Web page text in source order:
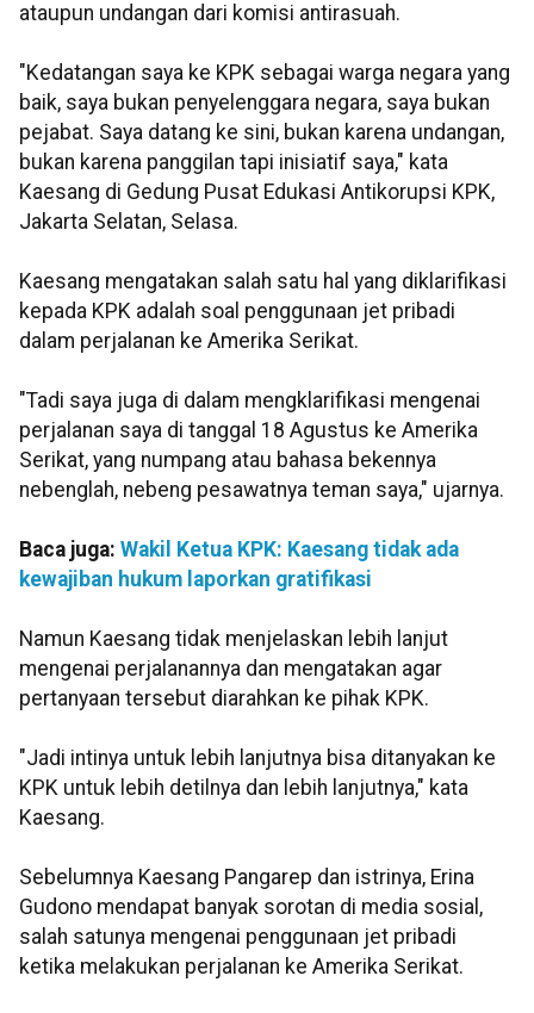
ataupun undangan dari komisi antirasuah.
"Kedatangan saya ke KPK sebagai warga negara yang
baik, saya bukan penyelenggara negara, saya bukan
pejabat. Saya datang ke sini, bukan karena undangan,
bukan karena panggilan tapi inisiatif saya," kata
Kaesang di Gedung Pusat Edukasi Antikorupsi KPK,
Jakarta Selatan, Selasa.
Kaesang mengatakan salah satu hal yang diklarifikasi
kepada KPK adalah soal penggunaan jet pribadi
dalam perjalanan ke Amerika Serikat.
"Tadi saya juga di dalam mengklarifikasi mengenai
perjalanan saya di tanggal 18 Agustus ke Amerika
Serikat, yang numpang atau bahasa bekennya
nebenglah, nebeng pesawatnya teman saya," ujarnya.
Baca juga: Wakil Ketua KPK: Kaesang tidak ada
kewajiban hukum laporkan gratifikasi
Namun Kaesang tidak menjelaskan lebih lanjut
mengenai perjalanannya dan mengatakan agar
pertanyaan tersebut diarahkan ke pihak KPK.
"Jadi intinya untuk lebih lanjutnya bisa ditanyakan ke
KPK untuk lebih detilnya dan lebih lanjutnya," kata
Kaesang.
Sebelumnya Kaesang Pangarep dan istrinya, Erina
Gudono mendapat banyak sorotan di media sosial,
salah satunya mengenai penggunaan jet pribadi
ketika melakukan perjalanan ke Amerika Serikat.